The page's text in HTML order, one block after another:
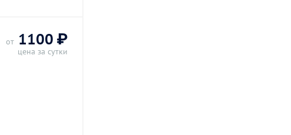
от 1100 ₽
цена за сутки